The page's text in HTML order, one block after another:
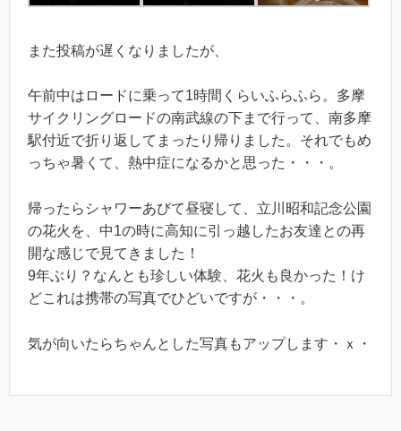
また投稿が遅くなりましたが、
午前中はロードに乗って1時間くらいふらふら。多摩
サイクリングロードの南武線の下まで行って、南多摩
駅付近で折り返してまったり帰りました。それでもめ
っちゃ暑くて、熱中症になるかと思った・・・。
帰ったらシャワーあびて昼寝して、立川昭和記念公園
の花火を、中1の時に高知に引っ越したお友達との再
開な感じで見てきました！
9年ぶり？なんとも珍しい体験、花火も良かった！け
どこれは携帯の写真でひどいですが・・・。
気が向いたらちゃんとした写真もアップします・ｘ・